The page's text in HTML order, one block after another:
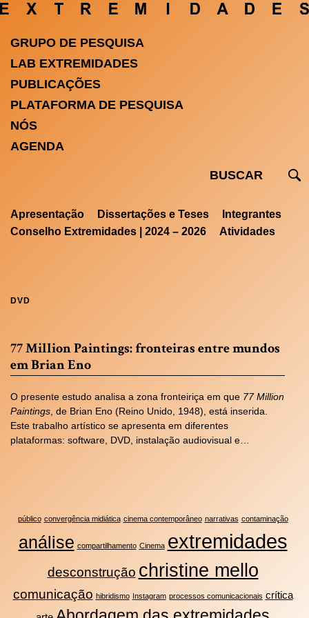
GRUPO DE PESQUISA
LAB EXTREMIDADES
PUBLICAÇÕES
PLATAFORMA DE PESQUISA
NÓS
AGENDA
Apresentação Dissertações e Teses
Integrantes
Conselho Extremidades | 2024 – 2026
Atividades
DVD
77 Million Paintings: fronteiras entre mundos
em Brian Eno
O presente estudo analisa a zona fronteiriça em que 77 Million
Paintings , de Brian Eno (Reino Unido, 1948), está inserida.
Este trabalho artístico se apresenta em diferentes
plataformas: software, DVD, instalação audiovisual e…
público convergência midiática cinema contemporâneo narrativas contaminação
análise compartilhamento Cinema extremidades
desconstrução christine mello
comunicação hibridismo Instagram processos comunicacionais crítica